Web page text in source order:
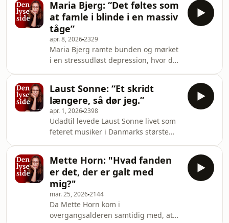
miste sin mand gennem 30 år og
finde vej videre i livet. Anne deler
ærligt om sygdomsforløbet, den
utraditionelle afsked, sorgen og tiden
efter – og om hvordan hun har lært at
leve med tabet.Samtalen med vært
Mette Cornelius kredser om at turde
tale om
Maria Bjerg: “Det føltes som
at famle i blinde i en massiv
tåge”
apr. 8, 20262329
Maria Bjerg ramte bunden og mørket
i en stressudløst depression, hvor det
perfektionisme og konstant jagt på at
være “god nok”.Da det hele
kulminerer, står hun tilbage i en
tilstand af tomhed, hvor selv de mest
basale ting føles uoverkommelige.
Vejen tilbage mod lyset kom - uventet
– gennem noget så simpelt som
strik.Ét skridt ad
Laust Sonne: “Et skridt
længere, så dør jeg.”
apr. 1, 20262398
Udadtil levede Laust Sonne livet som
feteret musiker i Danmarks største
svigt og konflikter gennem 20
år. Indtil han en morgen vågner op til
en stofpsykose, der truer med at tage
både forstanden og livet fra ham. I
denne samtale fortæller Laust Sonne
åbent om misbruget, psykosen og
Mette Horn: "Hvad fanden
er det, der er galt med
mig?"
mar. 25, 20262144
Da Mette Horn kom i
overgangsalderen samtidig med, at